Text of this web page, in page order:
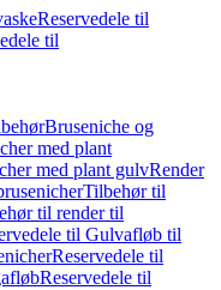
Reservedele til
til
Bruseniche og
med plant
med plant gulvRender
Tilbehør til
til render til
til Gulvafløb til
Reservedele til
Reservedele til